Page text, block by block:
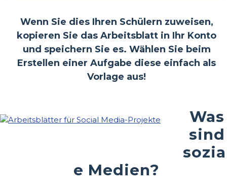
Wenn Sie dies Ihren Schülern zuweisen,
kopieren Sie das Arbeitsblatt in Ihr Konto
und speichern Sie es. Wählen Sie beim
Erstellen einer Aufgabe diese einfach als
Vorlage aus!
Was
sind
e Medien?